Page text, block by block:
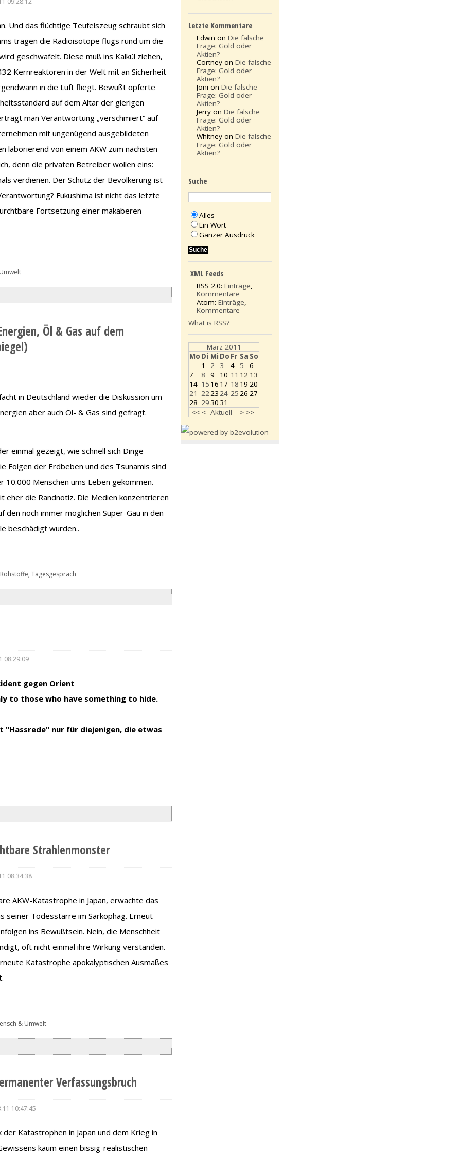
Und das flüchtige Teufelszeug schraubt sich
tragen die Radioisotope flugs rund um die
geschwafelt. Diese muß ins Kalkül ziehen,
Kernreaktoren in der Welt mit an Sicherheit
in die Luft fliegt. Bewußt opferte
auf dem Altar der gierigen
man Verantwortung „verschmiert“ auf
mit ungenügend ausgebildeten
laborierend von einem AKW zum nächsten
denn die privaten Betreiber wollen eins:
verdienen. Der Schutz der Bevölkerung ist
Fukushima ist nicht das letzte
Fortsetzung einer makaberen
Öl & Gas auf dem
in Deutschland wieder die Diskussion um
aber auch Öl- & Gas sind gefragt.
einmal gezeigt, wie schnell sich Dinge
Folgen der Erdbeben und des Tsunamis sind
10.000 Menschen ums Leben gekommen.
eher die Randnotiz. Die Medien konzentrieren
den noch immer möglichen Super-Gau in den
beschädigt wurden..
,Tagesgespräch
08:29:09
gegen Orient
to those who have something to hide.
"Hassrede" nur für diejenigen, die etwas
Strahlenmonster
08:34:38
AKW-Katastrophe in Japan, erwachte das
seiner Todesstarre im Sarkophag. Erneut
ins Bewußtsein. Nein, die Menschheit
oft nicht einmal ihre Wirkung verstanden.
Katastrophe apokalyptischen Ausmaßes
& Umwelt
Verfassungsbruch
10:47:45
Katastrophen in Japan und dem Krieg in
kaum einen bissig-realistischen
Letzte Kommentare
Edwin onDie falsche
Frage: Gold oder
Aktien?
Cortney onDie falsche
Frage: Gold oder
Aktien?
Joni onDie falsche
Frage: Gold oder
Aktien?
Jerry onDie falsche
Frage: Gold oder
Aktien?
Whitney onDie falsche
Frage: Gold oder
Aktien?
Suche
Alles
Ein Wort
Ganzer Ausdruck
XML Feeds
RSS 2.0:Einträge,
Kommentare
Atom:Einträge,
Kommentare
What is RSS?
März 2011
Mo Di Mi Do Fr Sa So
<< < Aktuell > >>
1 2 3 4 5
6
7
8 9 10 11 12 13
14 15 16 17 18 19 20
21 222324 2526 27
28 293031